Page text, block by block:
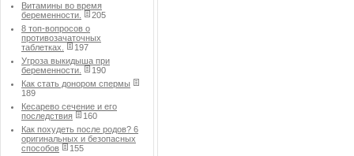
Витамины во время
беременности.
205
8 топ-вопросов о
противозачаточных
таблетках.
197
Угроза выкидыша при
беременности.
190
Как стать донором спермы
189
Кесарево сечение и его
последствия
160
Как похудеть после родов? 6
оригинальных и безопасных
способов
155